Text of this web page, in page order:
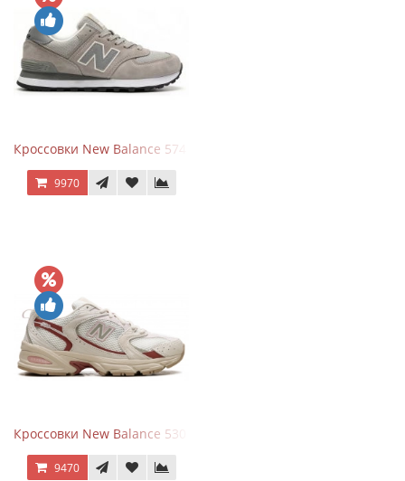
Кроссовки New Balance 574 Silver Summer Fog
9970
Кроссовки New Balance 530 Festival Pack Clay
9470